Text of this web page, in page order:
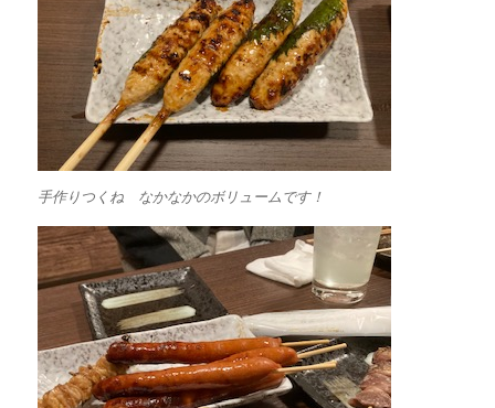
手作りつくね なかなかのボリュームです！